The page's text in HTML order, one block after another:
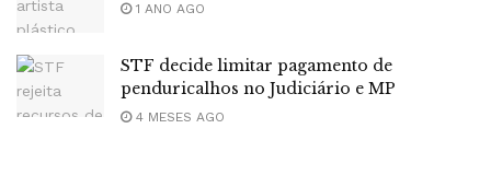
1 ANO AGO
STF decide limitar pagamento de
penduricalhos no Judiciário e MP
4 MESES AGO